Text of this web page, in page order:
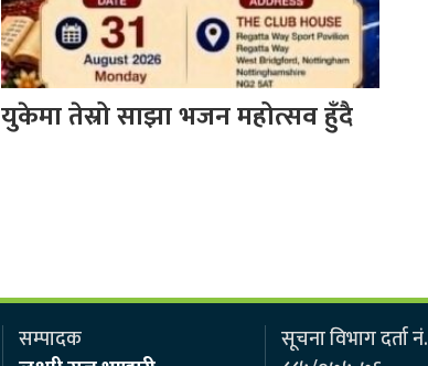
युकेमा तेस्रो साझा भजन महोत्सव हुँदै
सम्पादक
सूचना विभाग दर्ता नं.